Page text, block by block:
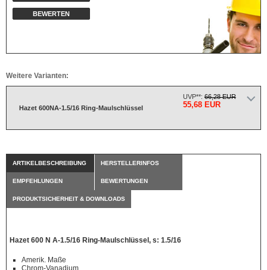
BEWERTEN
Weitere Varianten:
Hazet 600NA-1.5/16 Ring-Maulschlüssel
UVP**: 66,28 EUR
55,68 EUR
ARTIKELBESCHREIBUNG HERSTELLERINFOS
EMPFEHLUNGEN BEWERTUNGEN
PRODUKTSICHERHEIT & DOWNLOADS
Hazet 600 N A-1.5/16 Ring-Maulschlüssel, s: 1.5/16
Amerik. Maße
Chrom-Vanadium